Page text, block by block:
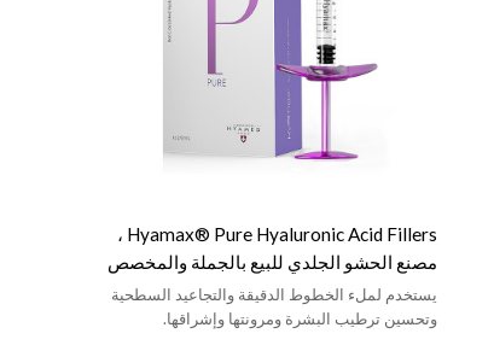
Hyamax® Pure Hyaluronic Acid Fillers ،
مصنع الحشو الجلدي للبيع بالجملة والمخصص
يستخدم لملء الخطوط الدقيقة والتجاعيد السطحية
وتحسين ترطيب البشرة ومرونتها وإشراقها.